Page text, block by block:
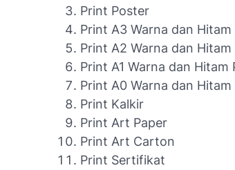
Print Poster
Print A3 Warna dan Hitam
Print A2 Warna dan Hitam
Print A1 Warna dan Hitam
Print A0 Warna dan Hitam
Print Kalkir
Print Art Paper
Print Art Carton
Print Sertifikat